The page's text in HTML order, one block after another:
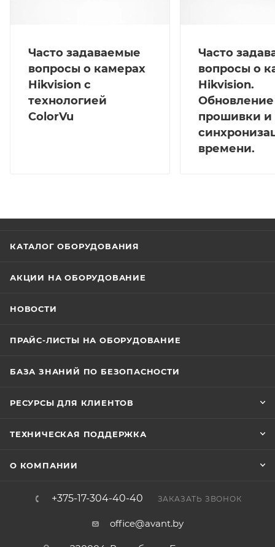
Часто задаваемые
вопросы о камерах
Hikvision с
технологией
ColorVu
Часто
вопросы о
Hikvision.
Обновление
прошивки и
времени.
КАТАЛОГ ОБОРУДОВАНИЯ
АКЦИИ НА ОБОРУДОВАНИЕ
НОВОСТИ
ПРАЙС-ЛИСТЫ НА ОБОРУДОВАНИЕ
БАЗА ЗНАНИЙ ПО БЕЗОПАСНОСТИ
РЕСУРСЫ ДЛЯ КЛИЕНТОВ
ТЕХНИЧЕСКАЯ ПОДДЕРЖКА
О КОМПАНИИ
+375-17-304-40-40 ЗАКАЗАТЬ ЗВОНОК
office@avant.by